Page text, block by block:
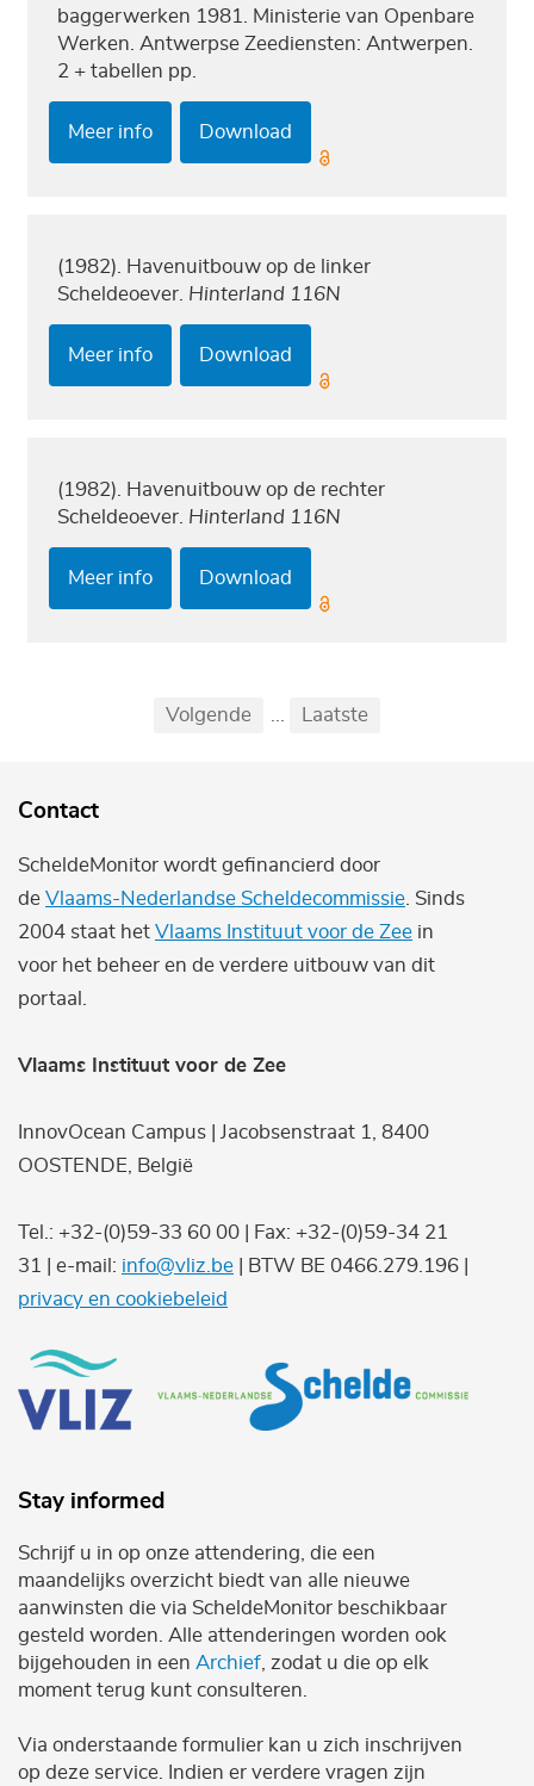
baggerwerken 1981. Ministerie van Openbare
Werken. Antwerpse Zeediensten: Antwerpen.
2 + tabellen pp.
Meer info Download
(1982). Havenuitbouw op de linker
Scheldeoever. Hinterland 116N
Meer info Download
(1982). Havenuitbouw op de rechter
Scheldeoever. Hinterland 116N
Meer info Download
Eerste
Vorige
Volgende Laatste
Contact
ScheldeMonitor wordt gefinancierd door
de Vlaams-Nederlandse Scheldecommissie . Sinds
2004 staat het Vlaams Instituut voor de Zee in
voor het beheer en de verdere uitbouw van dit
portaal.
Vlaams Instituut voor de Zee
InnovOcean Campus | Jacobsenstraat 1, 8400
OOSTENDE, België
Tel.: +32-(0)59-33 60 00 | Fax: +32-(0)59-34 21
31 | e-mail: info@vliz.be | BTW BE 0466.279.196 |
privacy en cookiebeleid
Stay informed
Schrijf u in op onze attendering, die een
maandelijks overzicht biedt van alle nieuwe
aanwinsten die via ScheldeMonitor beschikbaar
gesteld worden. Alle attenderingen worden ook
bijgehouden in een Archief , zodat u die op elk
moment terug kunt consulteren.
Via onderstaande formulier kan u zich inschrijven
op deze service. Indien er verdere vragen zijn